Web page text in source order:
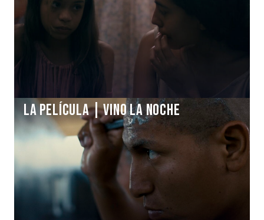
La Película | VINO LA NOCHE